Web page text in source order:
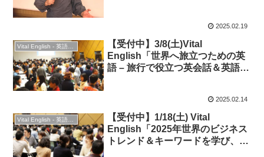
2025.02.19
Vital English - 英語勉強会
【受付中】3/8(土)Vital
English「世界へ旅立つための英
語 – 旅行で役立つ英会話＆英語表
2025.02.14
Vital English - 英語勉強会
【受付中】1/18(土) Vital
English「2025年世界のビジネス
トレンド＆キーワードを学び、英